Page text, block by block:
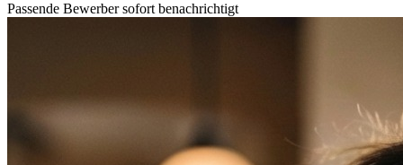
Passende Bewerber sofort benachrichtigt